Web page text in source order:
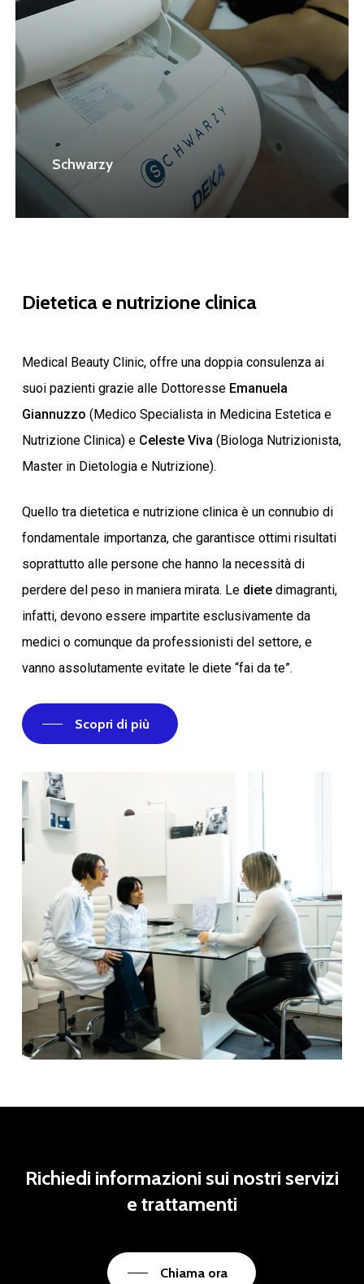
Schwarzy
Dietetica e nutrizione clinica
Medical Beauty Clinic, offre una doppia consulenza ai
suoi pazienti grazie alle Dottoresse Emanuela
Giannuzzo (Medico Specialista in Medicina Estetica e
Nutrizione Clinica) e Celeste Viva (Biologa Nutrizionista,
Master in Dietologia e Nutrizione).
Quello tra dietetica e nutrizione clinica è un connubio di
fondamentale importanza, che garantisce ottimi risultati
soprattutto alle persone che hanno la necessità di
perdere del peso in maniera mirata. Le dietedimagranti,
infatti, devono essere impartite esclusivamente da
medici o comunque da professionisti del settore, e
vanno assolutamente evitate le diete “fai da te”.
Scopri di più
Richiedi informazioni sui nostri servizi
e trattamenti
Chiama ora